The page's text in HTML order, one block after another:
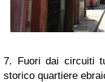
7. Fuori dai circuiti
storico quartiere